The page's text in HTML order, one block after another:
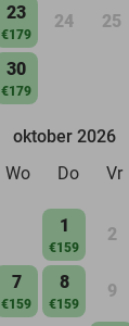
23
€179
24 25
30
€179
oktober 2026
Wo Do Vr
1
€159
2
7
€159
8
€159
9